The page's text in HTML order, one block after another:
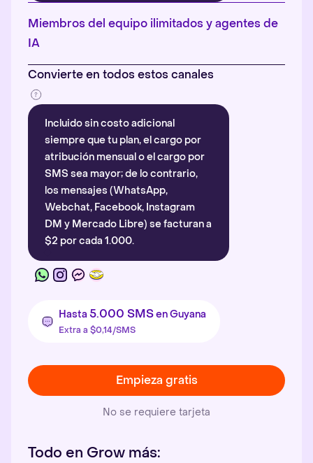
Más información
Miembros del equipo ilimitados y agentes de
IA
Convierte en todos estos canales
Incluido sin costo adicional
siempre que tu plan, el cargo por
atribución mensual o el cargo por
SMS sea mayor; de lo contrario,
los mensajes (WhatsApp,
Webchat, Facebook, Instagram
DM y Mercado Libre) se facturan a
$2 por cada 1.000.
Hasta 5.000 SMSen Guyana
Extra a $0,14/SMS
Empieza gratis
No se requiere tarjeta
Todo en Grow más: